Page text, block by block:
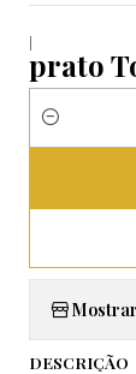
|
prato
Quantidade
DESCRIÇÃO